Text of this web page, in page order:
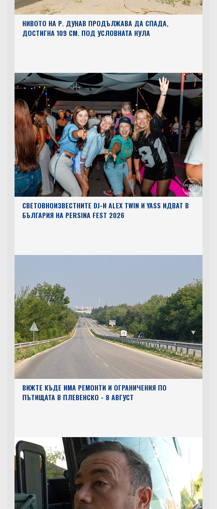
НИВОТО НА Р. ДУНАВ ПРОДЪЛЖАВА ДА СПАДА,
ДОСТИГНА 109 СМ. ПОД УСЛОВНАТА НУЛА
СВЕТОВНОИЗВЕСТНИТЕ DJ-И ALEX TWIN И YASS ИДВАТ В
БЪЛГАРИЯ НА PERSINA FEST 2026
ВИЖТЕ КЪДЕ ИМА РЕМОНТИ И ОГРАНИЧЕНИЯ ПО
ПЪТИЩАТА В ПЛЕВЕНСКО - 8 АВГУСТ